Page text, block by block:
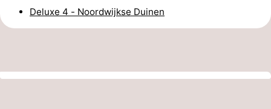
Schoorlse
Bergen
-
Deluxe 4 - Noordwijkse Duinen